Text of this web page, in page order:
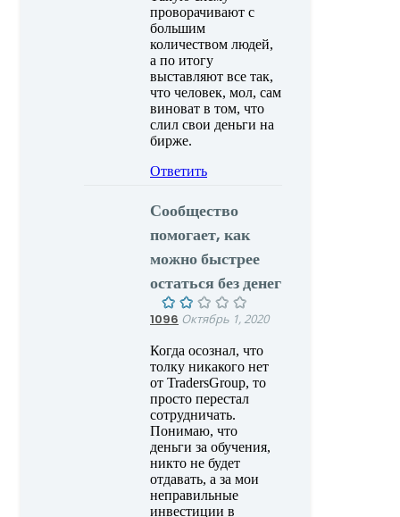
проворачивают с
большим
количеством людей,
а по итогу
выставляют все так,
что человек, мол, сам
виноват в том, что
слил свои деньги на
бирже.
Ответить
Сообщество
помогает, как
можно быстрее
остаться без денег
1096 Октябрь 1, 2020
Когда осознал, что
толку никакого нет
от TradersGroup, то
просто перестал
сотрудничать.
Понимаю, что
деньги за обучения,
никто не будет
отдавать, а за мои
неправильные
инвестиции в